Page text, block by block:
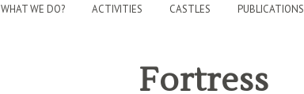
WHAT WE DO? ACTIVITIES CASTLES PUBLICATIONS
Fortress